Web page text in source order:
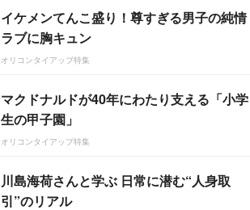
イケメンてんこ盛り！尊すぎる男子の純情
ラブに胸キュン
オリコンタイアップ特集
マクドナルドが40年にわたり支える「小学
生の甲子園」
オリコンタイアップ特集
川島海荷さんと学ぶ 日常に潜む“人身取
引”のリアル